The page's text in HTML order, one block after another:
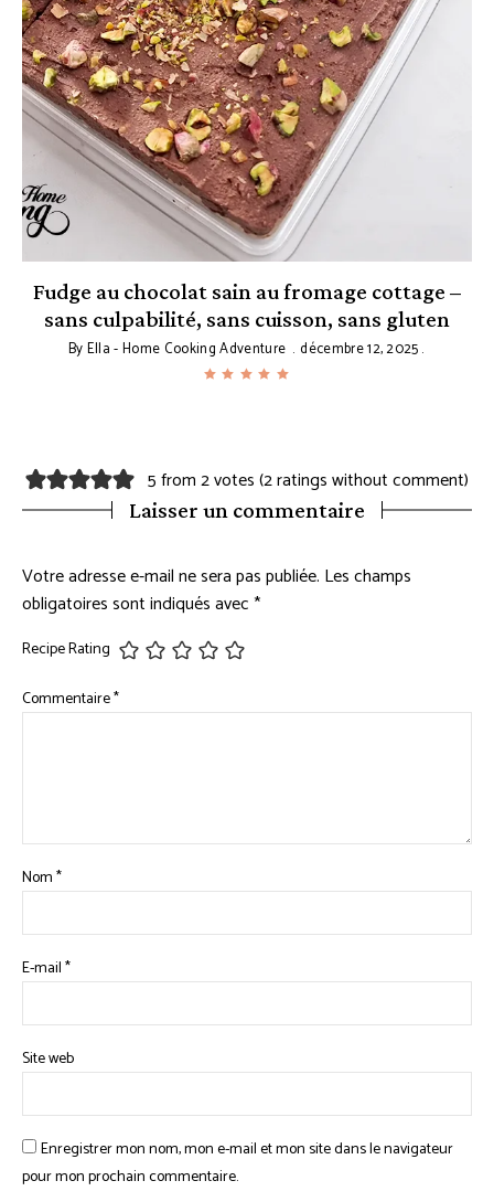
Fudge au chocolat sain au fromage cottage –
sans culpabilité, sans cuisson, sans gluten
ByElla - Home Cooking Adventure décembre 12, 2025
5 from 2 votes (2 ratings without comment)
Laisser un commentaire
Votre adresse e-mail ne sera pas publiée. Les champs
obligatoires sont indiqués avec*
Recipe Rating
Commentaire*
Nom*
E-mail*
Site web
Enregistrer mon nom, mon e-mail et mon site dans le navigateur
pour mon prochain commentaire.